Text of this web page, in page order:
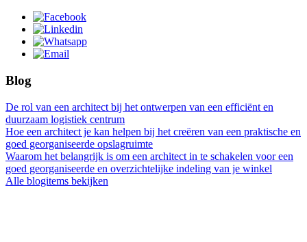
Blog
De rol van een architect bij het ontwerpen van een efficiënt en
duurzaam logistiek centrum
Hoe een architect je kan helpen bij het creëren van een praktische en
goed georganiseerde opslagruimte
Waarom het belangrijk is om een architect in te schakelen voor een
goed georganiseerde en overzichtelijke indeling van je winkel
Alle blogitems bekijken